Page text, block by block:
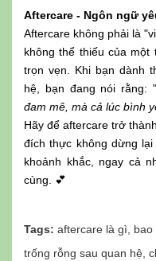
Aftercare - Ngôn ngữ
Aftercare không phải là
không thể thiếu của một
trọn vẹn. Khi bạn dành
hệ, bạn đang nói rằng:
đam mê, mà cả lúc bình
Hãy để aftercare trở
đích thực không dừng
khoảnh khắc, ngay cả
cùng. 💕
Tags: aftercare là gì bao
trống rỗng sau quan hệ